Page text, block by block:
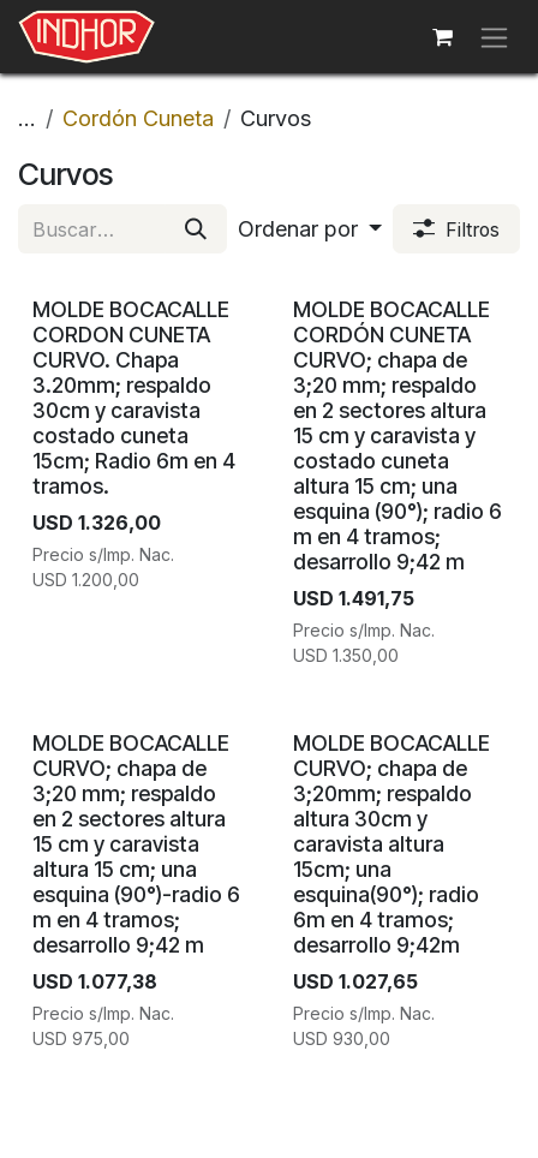
Ir al contenido
... Cordón Cuneta Curvos
Curvos
Ordenar por Filtros
MOLDE BOCACALLE
CORDON CUNETA
CURVO. Chapa
3.20mm; respaldo
30cm y caravista
costado cuneta
15cm; Radio 6m en 4
tramos.
USD 1.326,00
Precio s/Imp. Nac.
USD 1.200,00
MOLDE BOCACALLE
CORDÓN CUNETA
CURVO; chapa de
3;20 mm; respaldo
en 2 sectores altura
15 cm y caravista y
costado cuneta
altura 15 cm; una
esquina (90°); radio 6
m en 4 tramos;
desarrollo 9;42 m
USD 1.491,75
Precio s/Imp. Nac.
USD 1.350,00
MOLDE BOCACALLE
CURVO; chapa de
3;20 mm; respaldo
en 2 sectores altura
15 cm y caravista
altura 15 cm; una
esquina (90°)-radio 6
m en 4 tramos;
desarrollo 9;42 m
USD 1.077,38
Precio s/Imp. Nac.
USD 975,00
MOLDE BOCACALLE
CURVO; chapa de
3;20mm; respaldo
altura 30cm y
caravista altura
15cm; una
esquina(90°); radio
6m en 4 tramos;
desarrollo 9;42m
USD 1.027,65
Precio s/Imp. Nac.
USD 930,00